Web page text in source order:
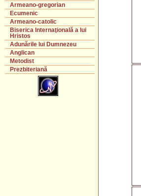
Armeano-gregorian
Ecumenic
Armeano-catolic
Biserica Internaţională a lui
Hristos
Adunările lui Dumnezeu
Anglican
Metodist
Prezbiteriană